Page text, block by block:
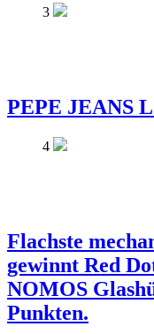
3
PEPE JEANS
4
Flachste
gewinnt Red
NOMOS
Punkten.